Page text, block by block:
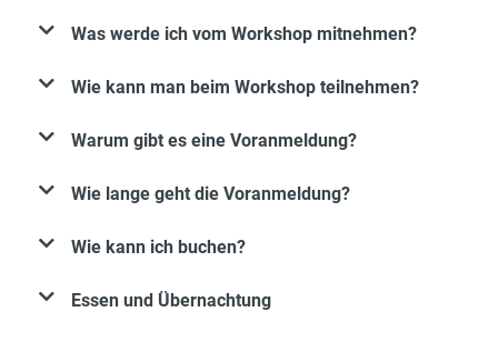
Was werde ich vom Workshop mitnehmen?
Wie kann man beim Workshop teilnehmen?
Warum gibt es eine Voranmeldung?
Wie lange geht die Voranmeldung?
Wie kann ich buchen?
Essen und Übernachtung